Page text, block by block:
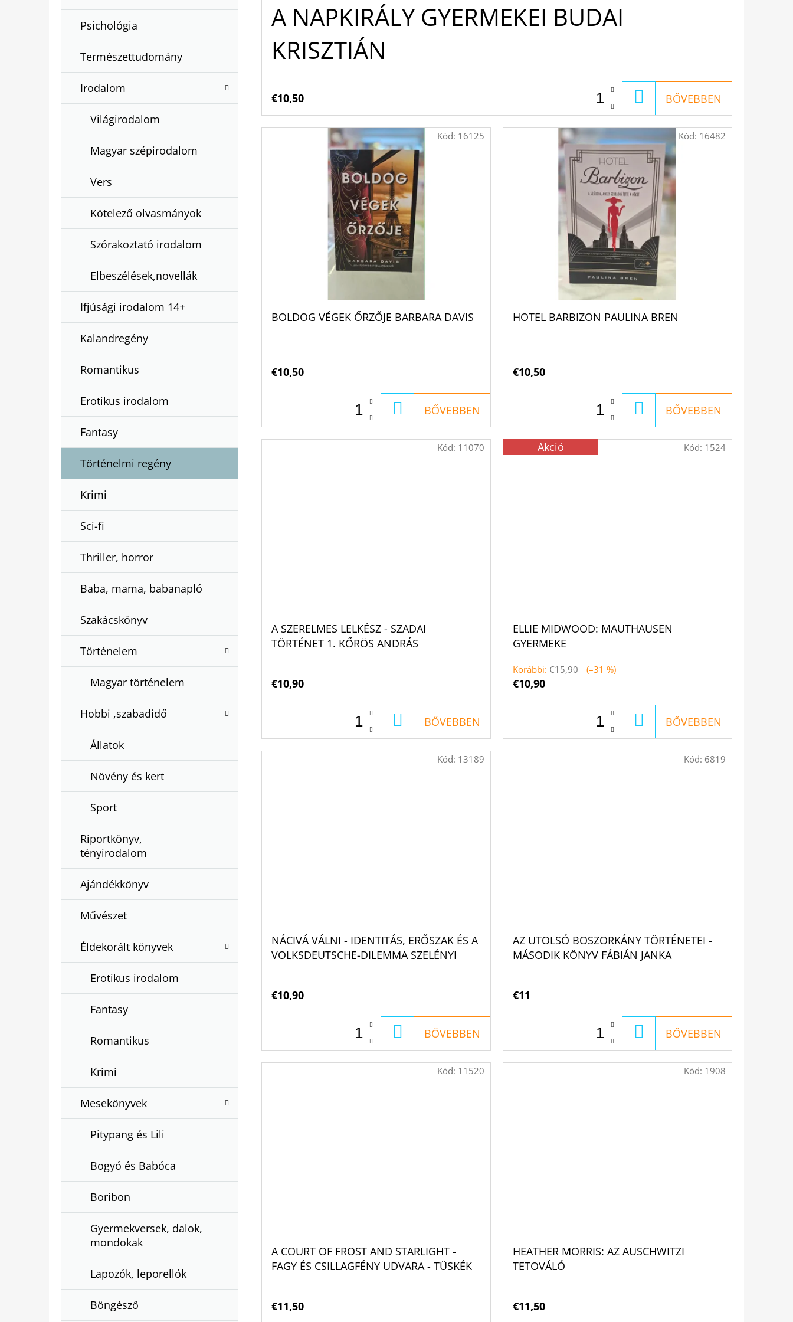
Psichológia
Természettudomány
Irodalom
Világirodalom
Magyar szépirodalom
Vers
Kötelező olvasmányok
Szórakoztató irodalom
Elbeszélések,novellák
Ifjúsági irodalom 14+
Kalandregény
Romantikus
Erotikus irodalom
Fantasy
Történelmi regény
Krimi
Sci-fi
Thriller, horror
Baba, mama, babanapló
Szakácskönyv
Történelem
Magyar történelem
Hobbi ,szabadidő
Állatok
Növény és kert
Sport
Riportkönyv,
tényirodalom
Ajándékkönyv
Művészet
Éldekorált könyvek
Erotikus irodalom
Fantasy
Romantikus
Krimi
Mesekönyvek
Pitypang és Lili
Bogyó és Babóca
Boribon
Gyermekversek, dalok,
mondokak
Lapozók, leporellók
Böngésző
A NAPKIRÁLY GYERMEKEI BUDAI
KRISZTIÁN
€10,50 KOSÁRBA
BŐVEBBEN
BOLDOG VÉGEK ŐRZŐJE BARBARA DAVIS
€10,50
KOSÁRBA
BŐVEBBEN
Kód: 16125
HOTEL BARBIZON PAULINA BREN
€10,50
KOSÁRBA
BŐVEBBEN
Kód: 16482
A SZERELMES LELKÉSZ - SZADAI
TÖRTÉNET 1. KŐRÖS ANDRÁS
€10,90
KOSÁRBA
BŐVEBBEN
Kód: 11070 Akció
ELLIE MIDWOOD: MAUTHAUSEN
GYERMEKE
Korábbi: €15,90 (–31 %)
€10,90
KOSÁRBA
BŐVEBBEN
Kód: 1524
NÁCIVÁ VÁLNI - IDENTITÁS, ERŐSZAK ÉS A
VOLKSDEUTSCHE-DILEMMA SZELÉNYI
€10,90
KOSÁRBA
BŐVEBBEN
Kód: 13189
AZ UTOLSÓ BOSZORKÁNY TÖRTÉNETEI -
MÁSODIK KÖNYV FÁBIÁN JANKA
€11
KOSÁRBA
BŐVEBBEN
Kód: 6819
A COURT OF FROST AND STARLIGHT -
FAGY ÉS CSILLAGFÉNY UDVARA - TÜSKÉK
€11,50
Kód: 11520
HEATHER MORRIS: AZ AUSCHWITZI
TETOVÁLÓ
€11,50
Kód: 1908